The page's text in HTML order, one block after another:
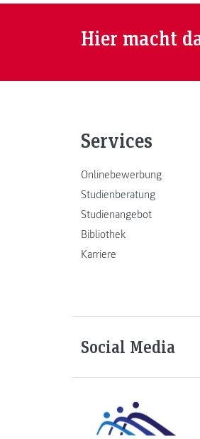
Hier macht
Services
Onlinebewerbung
Studienberatung
Studienangebot
Bibliothek
Karriere
Social Media